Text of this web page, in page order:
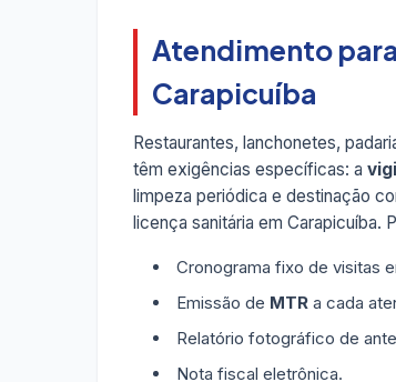
Atendimento
Carapicuíba
Restaurantes, lanchonetes,
têm exigências específicas: a
limpeza periódica e destinação
licença sanitária em Carapicuíba.
Cronograma fixo de visitas
Emissão de MTRa cada
Relatório fotográfico de
Nota fiscal eletrônica.